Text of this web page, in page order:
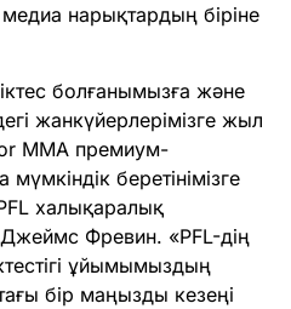
нарықтардың біріне
болғанымызға және
жанкүйерлерімізге жыл
MMA премиум-
мүмкіндік беретінімізге
халықаралық
Фревин. «PFL-дің
ұйымымыздың
бір маңызды кезеңі